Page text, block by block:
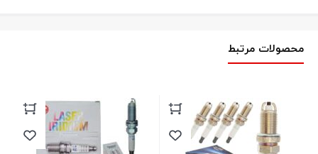
محصولات مرتبط